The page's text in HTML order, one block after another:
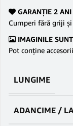
GARANŢIE 2 ANI
Cumperi fără griji
IMAGINILE
Pot conține
LUNGIME
ADANCIME /